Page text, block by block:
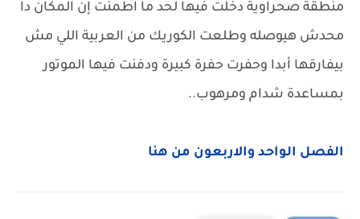
منطقة صحراوية دخلت فيها لحد ما اطمنت إن المكان دا
محدش هيوصله وطلعت الكوريك من العربية اللي مش
بيفارقها أبدا وحفرت حفرة كبيرة ودفنت فيها الموتور
بمساعدة شدام ومرهوب..
الفصل الواحد والاربعون من هنا